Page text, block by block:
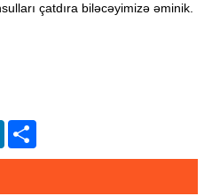
çatdıra biləcəyimizə əminik.
LinkedIn